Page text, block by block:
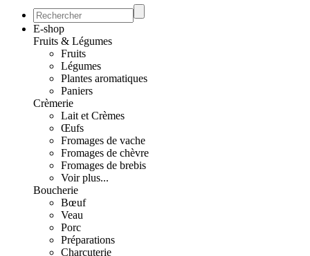
E-shop
Fruits & Légumes
Fruits
Légumes
Plantes aromatiques
Paniers
Crèmerie
Lait et Crèmes
Œufs
Fromages de vache
Fromages de chèvre
Fromages de brebis
Voir plus...
Boucherie
Bœuf
Veau
Porc
Préparations
Charcuterie